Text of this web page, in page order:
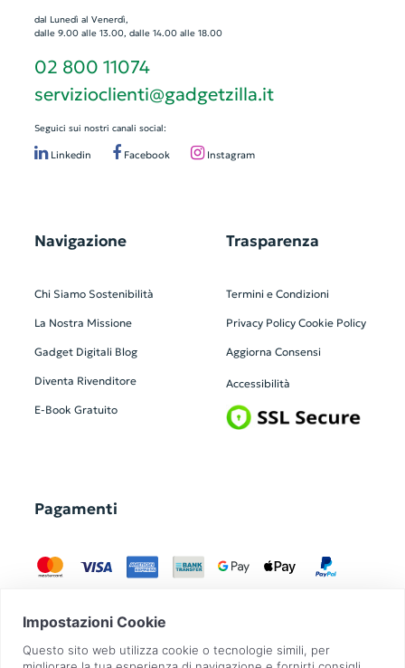
dal Lunedì al Venerdì,
dalle 9.00 alle 13.00, dalle 14.00 alle 18.00
02 800 11074
servizioclienti@gadgetzilla.it
Seguici sui nostri canali social:
Linkedin Facebook Instagram
Navigazione
Chi Siamo Sostenibilità
La Nostra Missione
Gadget Digitali Blog
Diventa Rivenditore
E-Book Gratuito
Trasparenza
Termini e Condizioni
Privacy Policy Cookie Policy
Aggiorna Consensi
Accessibilità
Pagamenti